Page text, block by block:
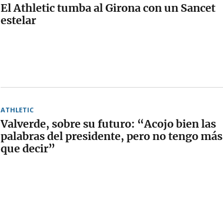
El Athletic tumba al Girona con un Sancet
estelar
ATHLETIC
Valverde, sobre su futuro: “Acojo bien las
palabras del presidente, pero no tengo más
que decir”